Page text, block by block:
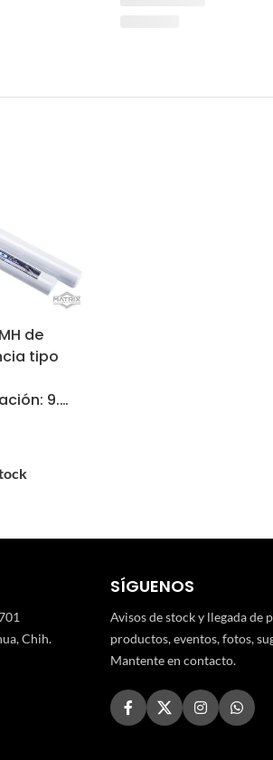
de
tipo
9.6
Chih.
SÍGUENOS
Avisos de stock y llegada de
productos, eventos, fotos,
Mantente en contacto.